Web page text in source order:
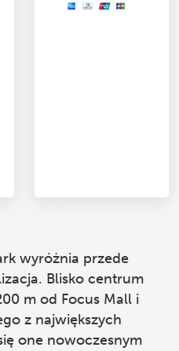
wyróżnia przede
Blisko centrum
m od Focus Mall i
z największych
one nowoczesnym